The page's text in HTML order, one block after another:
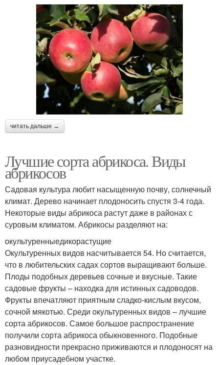
читать дальше →
Лучшие сорта абрикоса. Виды
абрикосов
Садовая культура любит насыщенную почву, солнечный
климат. Дерево начинает плодоносить спустя 3-4 года.
Некоторые виды абрикоса растут даже в районах с
суровым климатом. Абрикосы разделяют на:
окультуренныедикорастущие
Окультуренных видов насчитывается 54. Но считается,
что в любительских садах сортов выращивают больше.
Плоды подобных деревьев сочные и вкусные. Такие
садовые фрукты – находка для истинных садоводов.
Фрукты впечатляют приятным сладко-кислым вкусом,
сочной мякотью. Среди окультуренных видов – лучшие
сорта абрикосов. Самое большое распространение
получили сорта абрикоса обыкновенного. Подобные
разновидности прекрасно приживаются и плодоносят на
любом приусадебном участке.